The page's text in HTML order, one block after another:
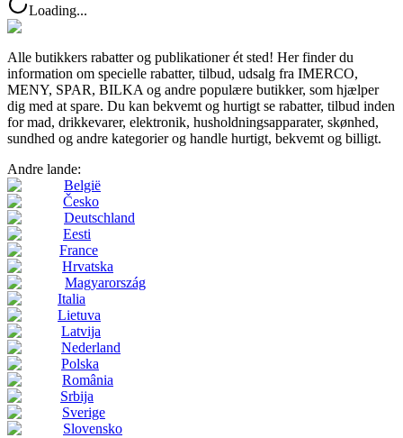
Loading...
Alle butikkers rabatter og publikationer ét sted! Her finder du
information om specielle rabatter, tilbud, udsalg fra IMERCO,
MENY, SPAR, BILKA og andre populære butikker, som hjælper
dig med at spare. Du kan bekvemt og hurtigt se rabatter, tilbud inden
for mad, drikkevarer, elektronik, husholdningsapparater, skønhed,
sundhed og andre kategorier og handle hurtigt, bekvemt og billigt.
Andre lande:
België
Česko
Deutschland
Eesti
France
Hrvatska
Magyarország
Italia
Lietuva
Latvija
Nederland
Polska
România
Srbija
Sverige
Slovensko